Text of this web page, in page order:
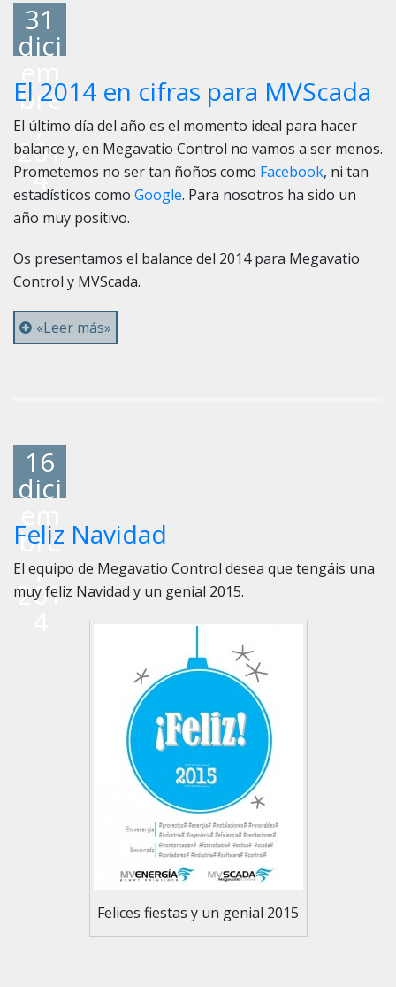
31
dici
bre
,
201
4
El 2014 en cifras para MVScada
El último día del año es el momento ideal para hacer
balance y, en Megavatio Control no vamos a ser menos.
Prometemos no ser tan ñoños como Facebook, ni tan
estadísticos como Google. Para nosotros ha sido un
año muy positivo.
Os presentamos el balance del 2014 para Megavatio
Control y MVScada.
«Leer más»
16
dici
bre
,
201
Feliz Navidad
El equipo de Megavatio Control desea que tengáis una
muy feliz Navidad y un genial 2015.
Felices fiestas y un genial 2015